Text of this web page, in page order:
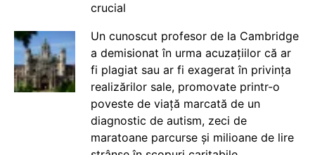
crucial
Un cunoscut profesor de la Cambridge
a demisionat în urma acuzațiilor că ar
fi plagiat sau ar fi exagerat în privința
realizărilor sale, promovate printr-o
poveste de viață marcată de un
diagnostic de autism, zeci de
maratoane parcurse și milioane de lire